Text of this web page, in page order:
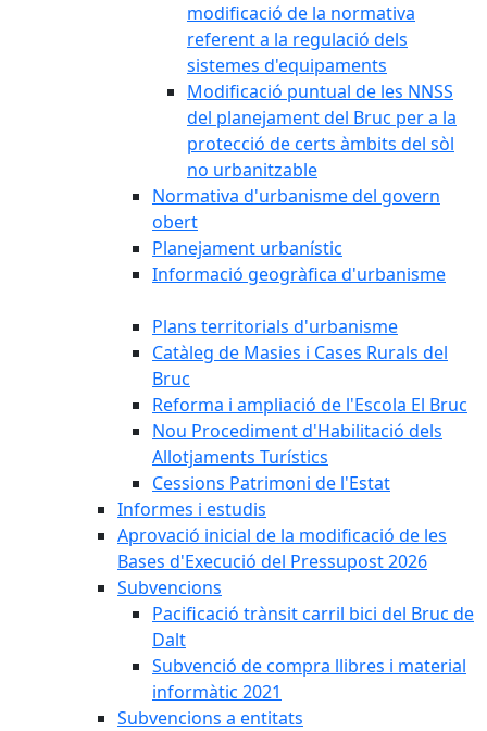
modificació de la normativa
referent a la regulació dels
sistemes d'equipaments
Modificació puntual de les NNSS
del planejament del Bruc per a la
protecció de certs àmbits del sòl
no urbanitzable
Normativa d'urbanisme del govern
obert
Planejament urbanístic
Informació geogràfica d'urbanisme
Plans territorials d'urbanisme
Catàleg de Masies i Cases Rurals del
Bruc
Reforma i ampliació de l'Escola El Bruc
Nou Procediment d'Habilitació dels
Allotjaments Turístics
Cessions Patrimoni de l'Estat
Informes i estudis
Aprovació inicial de la modificació de les
Bases d'Execució del Pressupost 2026
Subvencions
Pacificació trànsit carril bici del Bruc de
Dalt
Subvenció de compra llibres i material
informàtic 2021
Subvencions a entitats